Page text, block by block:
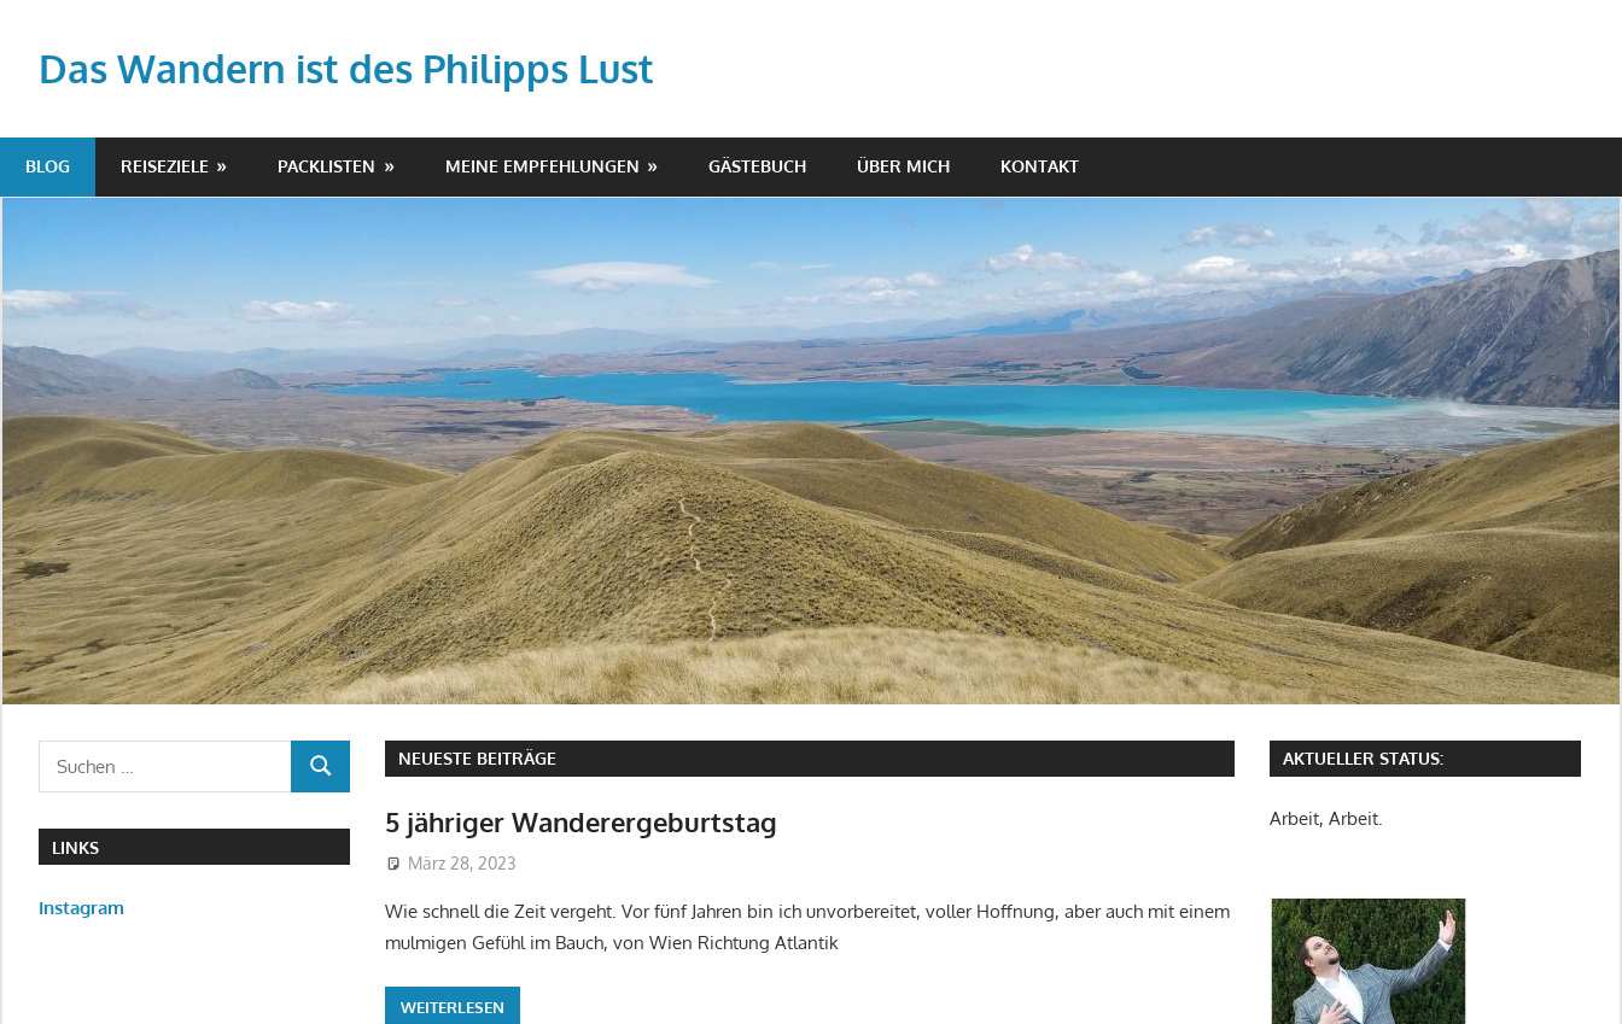
springenDas Wandern ist des Philipps Lust
beautifully
with
managed
by
BLOG REISEZIELE PACKLISTEN MEINE EMPFEHLUNGEN GÄSTEBUCH ÜBER MICH KONTAKT
NEUESTE BEITRÄGE
5 jähriger Wanderergeburtstag
März 28, 2023
Wie schnell die Zeit vergeht. Vor fünf Jahren bin ich unvorbereitet, voller Hoffnung, aber auch mit einem
mulmigen Gefühl im Bauch, von Wien Richtung Atlantik
WEITERLESEN
SUCHEN
LINKS
Instagram
AKTUELLER STATUS:
Arbeit, Arbeit.